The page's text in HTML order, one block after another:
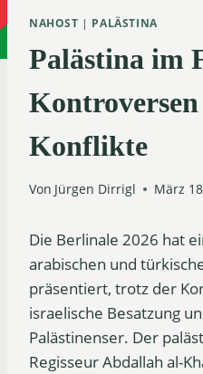
NAHOST | PALÄSTINA
Palästina im
Konflikte
Von Jürgen Dirrigl März
Die Berlinale 2026 hat
arabischen und
präsentiert, trotz der
israelische Besatzung
Palästinenser. Der
Regisseur Abdallah al-